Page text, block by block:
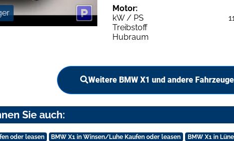
Motor:
kW / PS
Treibstoff
Hubraum
Weitere BMW X1 und andere
Sie auch:
oder leasen BMW X1 in Winsen/Luhe Kaufen oder leasen BMW X1 in